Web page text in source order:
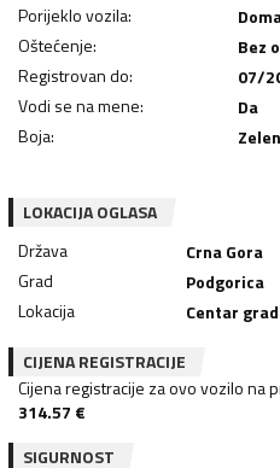
Porijeklo vozila:
Oštećenje:
Bez
Registrovan do:
07/
Vodi se na mene:
Da
Boja:
LOKACIJA OGLASA
Država
Crna Gora
Grad
Podgorica
Lokacija
Centar
CIJENA REGISTRACIJE
Cijena registracije za ovo vozilo na
314.57 €
SIGURNOST